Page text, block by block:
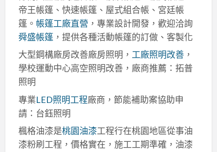
帝王帳篷、快速帳篷、屋式組合帳、宮廷帳
篷。 帳篷工廠直營 ，專業設計開發，歡迎洽詢
舜盛帳篷，提供各種活動帳篷的訂做、客製化
大型鋼構廠房改善廠房照明， 工廠照明改善，
學校運動中心高空照明改善，廠商推薦：拓普
照明
專業LED照明工程廠商，節能補助案協助申
請：台鈺照明
楓格油漆是桃園油漆工程行在桃園地區從事油
漆粉刷工程，價格實在，施工工期準確，油漆